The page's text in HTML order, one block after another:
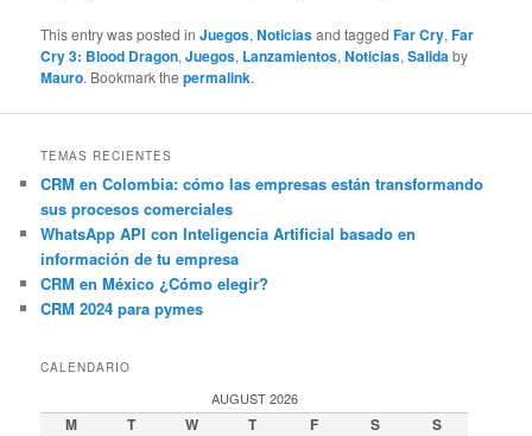
This entry was posted inJuegos,Noticiasand taggedFar Cry,Far
Cry 3: Blood Dragon,Juegos, Lanzamientos,Noticias,Salidaby
Mauro. Bookmark thepermalink.
TEMAS RECIENTES
CRM en Colombia: cómo las empresas están transformando
sus procesos comerciales
WhatsApp API con Inteligencia Artificial basado en
información de tu empresa
CRM en México ¿Cómo elegir?
CRM 2024 para pymes
CALENDARIO
AUGUST 2026
M T W T F S S